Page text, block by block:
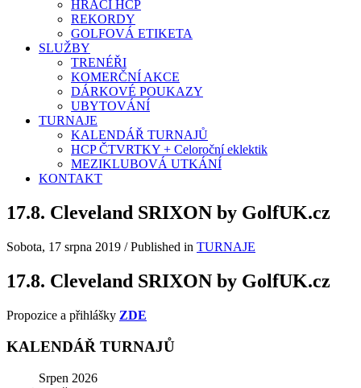
HRACÍ HCP
REKORDY
GOLFOVÁ ETIKETA
SLUŽBY
TRENÉŘI
KOMERČNÍ AKCE
DÁRKOVÉ POUKAZY
UBYTOVÁNÍ
TURNAJE
KALENDÁŘ TURNAJŮ
HCP ČTVRTKY + Celoroční eklektik
MEZIKLUBOVÁ UTKÁNÍ
KONTAKT
17.8. Cleveland SRIXON by GolfUK.cz
Sobota, 17 srpna 2019 /Published in TURNAJE
17.8. Cleveland SRIXON by GolfUK.cz
Propozice a přihlášky ZDE
KALENDÁŘ TURNAJŮ
Srpen 2026